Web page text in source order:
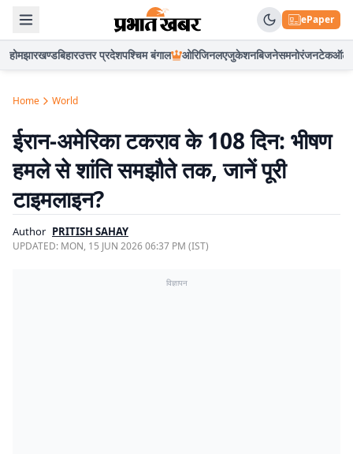
ePaper
होमझारखण्डबिहारउत्तर प्रदेशपश्चिम बंगाल ओरिजिनलएजुकेशनबिजनेसमनोरंजनटेकऑटो
Home World
ईरान-अमेरिका टकराव के 108 दिन: भीषण
हमले से शांति समझौते तक, जानें पूरी
टाइमलाइन?
Author PRITISH SAHAY
UPDATED: MON, 15 JUN 2026 06:37 PM (IST)
विज्ञापन